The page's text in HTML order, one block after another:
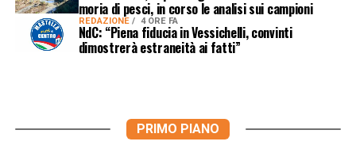
moria di pesci, in corso le analisi sui campioni
REDAZIONE 4 ORE FA
NdC: “Piena fiducia in Vessichelli, convinti
dimostrerà estraneità ai fatti”
PRIMO PIANO